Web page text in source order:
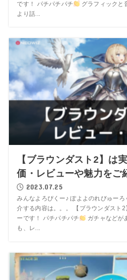
です！ パチパチパチ
グラフィックと
より話...
【ブラウンダスト2】は
価・レビューや魅力をご
2023.07.25
みんなよろぴくー♪ ぽよよのれびゅー
介する内容は。。。 【ブラウンダスト2
ーです！ パチパチパチ
ガチャなどが
も、レ...